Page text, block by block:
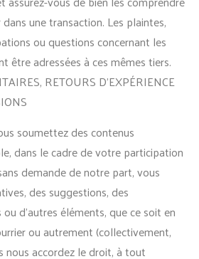
une transaction. Les plaintes,
ou questions concernant les
être adressées à ces mêmes tiers.
RETOURS D’EXPÉRIENCE
soumettez des contenus
dans le cadre de votre participation
demande de notre part, vous
des suggestions, des
d’autres éléments, que ce soit en
ou autrement (collectivement,
nous accordez le droit, à tout